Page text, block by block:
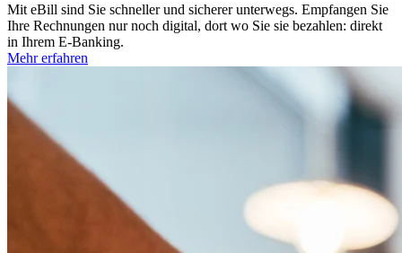
Mit eBill sind Sie schneller und sicherer unterwegs. Empfangen Sie
Ihre Rechnungen nur noch digital, dort wo Sie sie bezahlen: direkt
in Ihrem E-Banking.
Mehr erfahren